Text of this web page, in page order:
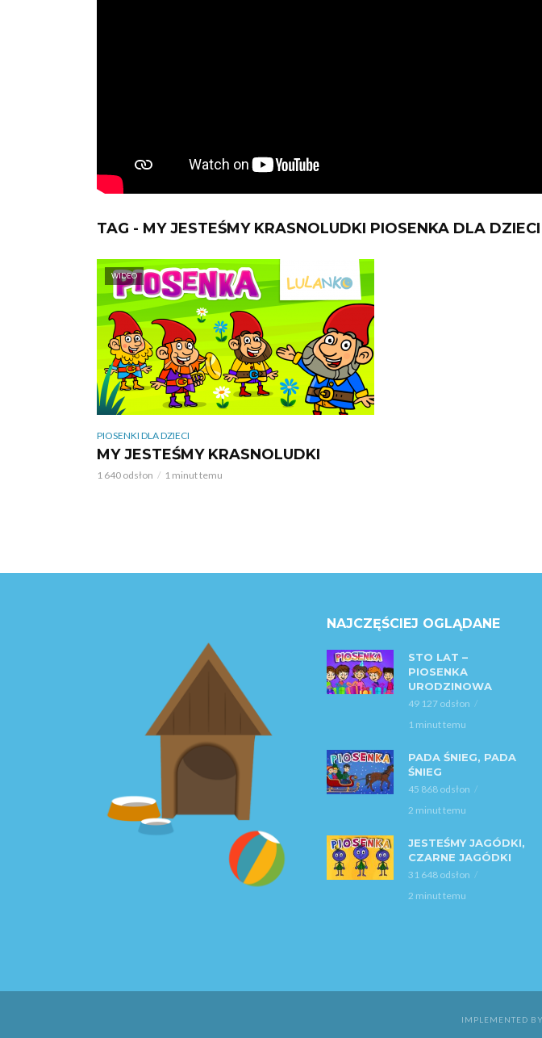
TAG - MY JESTEŚMY KRASNOLUDKI PIOSENKA DLA DZIECI
WIDEO
PIOSENKI DLA DZIECI
MY JESTEŚMY KRASNOLUDKI
1 640 odsłon 1 minut temu
NAJCZĘŚCIEJ OGLĄDANE
STO LAT –
PIOSENKA
URODZINOWA
49 127 odsłon
1 minut temu
PADA ŚNIEG, PADA
ŚNIEG
45 868 odsłon
2 minut temu
JESTEŚMY JAGÓDKI,
CZARNE JAGÓDKI
31 648 odsłon
2 minut temu
IMPLEMENTED BY